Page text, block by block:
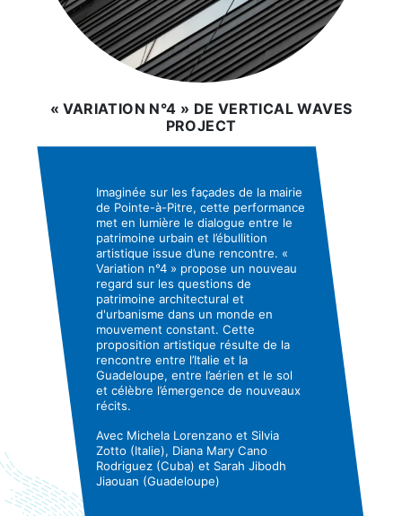
Imaginée sur les façades de la mairie
de Pointe-à-Pitre, cette performance
met en lumière le dialogue entre le
patrimoine urbain et l’ébullition
artistique issue d’une rencontre. «
Variation n°4 » propose un nouveau
regard sur les questions de
patrimoine architectural et
d'urbanisme dans un monde en
mouvement constant. Cette
proposition artistique résulte de la
rencontre entre l’Italie et la
Guadeloupe, entre l’aérien et le sol
et célèbre l’émergence de nouveaux
récits.
Avec Michela Lorenzano et Silvia
Zotto (Italie), Diana Mary Cano
Rodriguez (Cuba) et Sarah Jibodh
Jiaouan (Guadeloupe)
« VARIATION N°4 » DE VERTICAL WAVES
PROJECT